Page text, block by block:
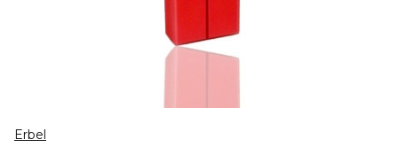
Erbel